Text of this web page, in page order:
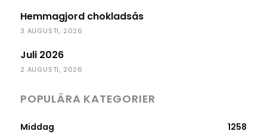
Hemmagjord chokladsås
3 AUGUSTI, 2026
Juli 2026
2 AUGUSTI, 2026
POPULÄRA KATEGORIER
Middag
1258